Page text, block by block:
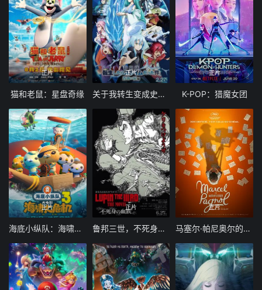
正片
猫和老鼠：星盘奇缘
正片
关于我转生变成史莱姆这档事苍海之泪篇-劇場版
正片
K-POP：猎魔女团
正片
海底小纵队：海啸大危机
正片
鲁邦三世，不死身的血族
正片
马塞尔·帕尼奥尔的华丽人生